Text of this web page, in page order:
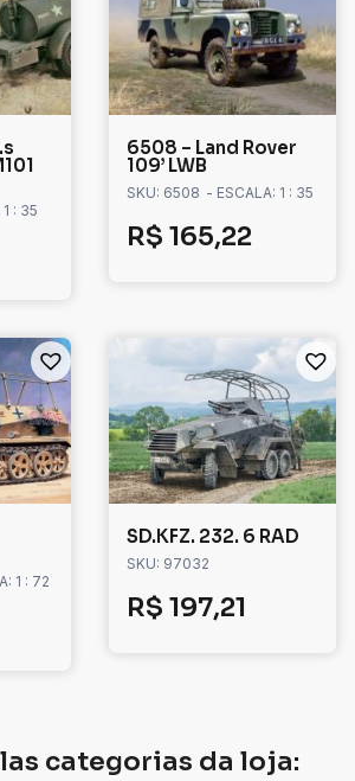
: 35
6508 – Land Rover
109’ LWB
SKU: 6508 - ESCALA: 1 : 35
R$ 165,22
1 : 72
SD.KFZ. 232. 6 RAD
SKU: 97032
R$ 197,21
categorias da loja: